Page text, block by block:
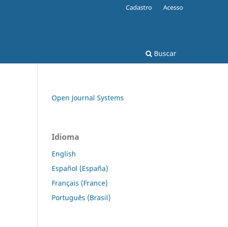
Buscar
Cadastro Acesso
Open Journal Systems
Idioma
English
Español (España)
Français (France)
Português (Brasil)